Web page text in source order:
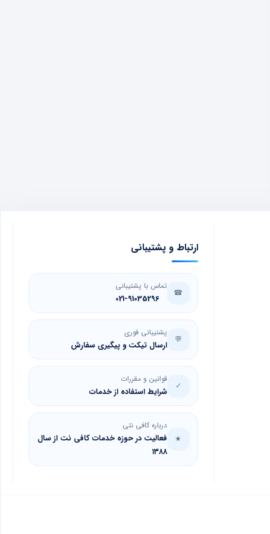
ارتباط و پشتیبانی
☎
تماس با پشتیبانی
021-91035296
💬
پشتیبانی فوری
ارسال تیکت و پیگیری سفارش
✓
قوانین و مقررات
شرایط استفاده از خدمات
★
درباره کافی نتی
فعالیت در حوزه خدمات کافی نت از سال
۱۳۸۸